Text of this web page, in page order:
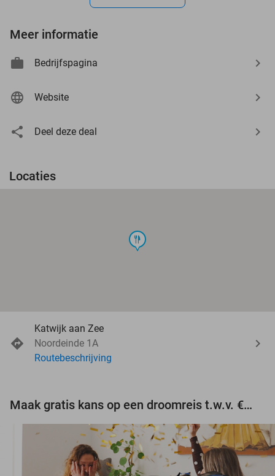
Meer informatie
Bedrijfspagina
Website
Deel deze deal
Locaties
food
Katwijk aan Zee
Noordeinde 1A
Routebeschrijving
Maak gratis kans op een droomreis t.w.v. €3.000!